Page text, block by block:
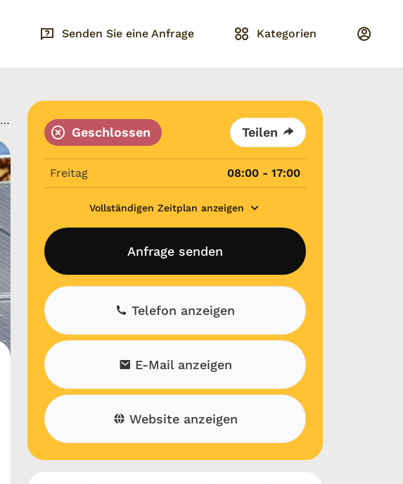
Senden Sie eine Anfrage Kategorien
Geschlossen Teilen
Freitag 08:00 - 17:00
Vollständigen Zeitplan anzeigen
Anfrage senden
Telefon anzeigen
E-Mail anzeigen
Website anzeigen